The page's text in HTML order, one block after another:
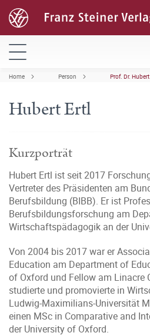
Home Person Prof. Dr.
Hubert Ertl
Kurzporträt
Hubert Ertl ist seit 2017
Vertreter des Präsidenten am
Berufsbildung (BIBB). Er ist
Berufsbildungsforschung am
Wirtschaftspädagogik an der
Von 2004 bis 2017 war er
Education am Department of
of Oxford und Fellow am Linacre
studierte und promovierte in
Ludwig-Maximilians-Universität
einen MSc in Comparative and
der University of Oxford.